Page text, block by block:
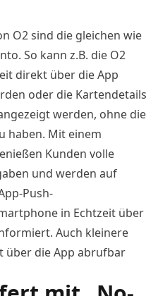
O2 sind die gleichen wie
So kann z.B. die O2
direkt über die App
oder die Kartendetails
werden, ohne die
haben. Mit einem
Kunden volle
und werden auf
Push-
in Echtzeit über
Auch kleinere
die App abrufbar